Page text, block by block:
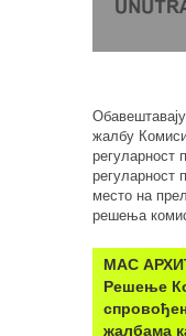
жалбу
регуларност
регуларност
место на
решења
МАС
Решење
жалбама